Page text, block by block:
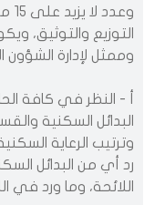
التوزيع والتوثيق،
وممثل لإدارة الشؤون
أ - النظر في كافة
البدائل السكنية
وترتيب الرعاية
رد أي من البدائل
اللائحة، وما ورد في